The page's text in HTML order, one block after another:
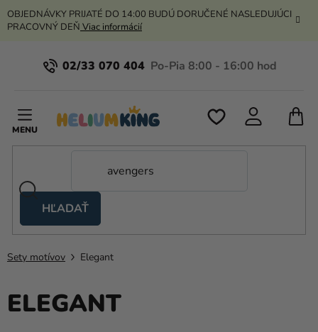
Prejsť
na
OBJEDNÁVKY PRIJATÉ DO 14:00 BUDÚ DORUČENÉ NASLEDUJÚCI
PRACOVNÝ DEŇ Viac informácií
02/33 070 404
HĽADAŤ
stany
Kanekalon
Hélium
a
Sety motívov Elegant
ELEGANT